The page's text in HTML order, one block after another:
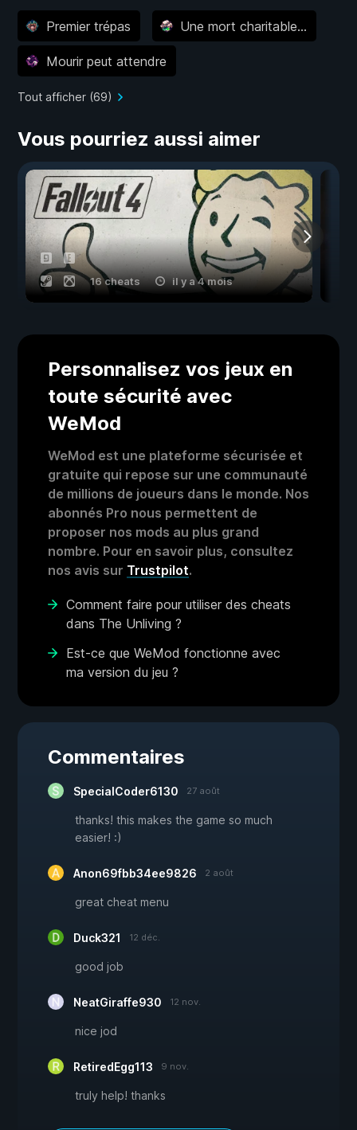
Premier trépas Une mort charitable…
Mourir peut attendre
Tout afficher (69)
Vous pourriez aussi aimer
16 cheats il y a 4 mois
Personnalisez vos jeux en
toute sécurité avec
WeMod
WeMod est une plateforme sécurisée et
gratuite qui repose sur une communauté
de millions de joueurs dans le monde. Nos
abonnés Pro nous permettent de
proposer nos mods au plus grand
nombre. Pour en savoir plus, consultez
nos avis sur Trustpilot.
Comment faire pour utiliser des cheats
dans The Unliving ?
Est-ce que WeMod fonctionne avec
ma version du jeu ?
Commentaires
SpecialCoder6130 27 août
thanks! this makes the game so much
easier! :)
Anon69fbb34ee9826 2 août
great cheat menu
Duck321 12 déc.
good job
NeatGiraffe930 12 nov.
nice jod
RetiredEgg113 9 nov.
truly help! thanks